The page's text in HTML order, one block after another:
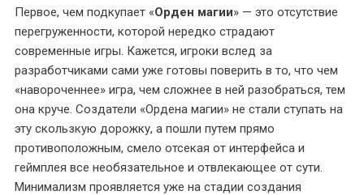
Первое, чем подкупает «Орден магии» — это отсутствие
перегруженности, которой нередко страдают
современные игры. Кажется, игроки вслед за
разработчиками сами уже готовы поверить в то, что чем
«навороченнее» игра, чем сложнее в ней разобраться, тем
она круче. Создатели «Ордена магии» не стали ступать на
эту скользкую дорожку, а пошли путем прямо
противоположным, смело отсекая от интерфейса и
геймплея все необязательное и отвлекающее от сути.
Минимализм проявляется уже на стадии создания